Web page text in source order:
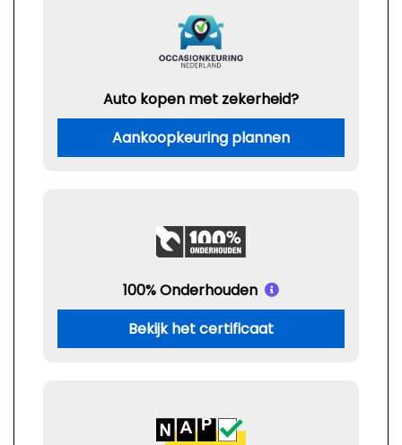
Auto kopen met zekerheid?
Aankoopkeuring plannen
100% Onderhouden
Bekijk het certificaat